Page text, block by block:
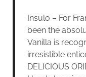
Insulo – For
been the
Vanilla is
irresistible
DELICIOUS